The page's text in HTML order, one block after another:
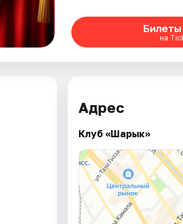
Билеты
на
Адрес
Клуб «Шарык»